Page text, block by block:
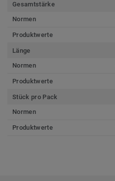
Gesamtstärke
Normen
Produktwerte
Länge
Normen
Produktwerte
Stück pro Pack
Normen
Produktwerte